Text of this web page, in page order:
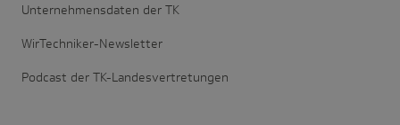
Unternehmensdaten der TK
WirTechniker-Newsletter
Podcast der TK-Landesvertretungen